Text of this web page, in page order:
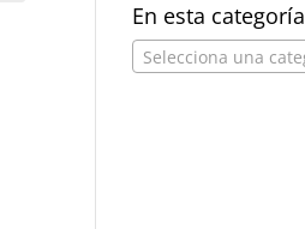
En esta categoría